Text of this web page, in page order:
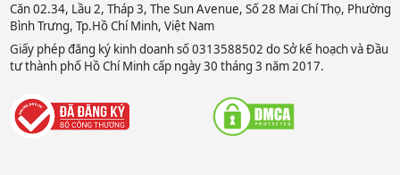
Căn 02.34, Lầu 2, Tháp 3, The Sun Avenue, Số 28 Mai Chí Thọ, Phường
Bình Trưng, Tp.Hồ Chí Minh, Việt Nam
Giấy phép đăng ký kinh doanh số 0313588502 do Sở kế hoạch và Đầu
tư thành phố Hồ Chí Minh cấp ngày 30 tháng 3 năm 2017.